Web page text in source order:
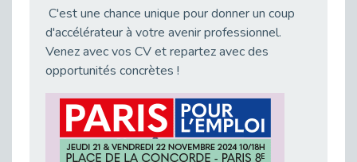
Cap Emploi 92 s'engage pour la santé mentale : La formation PSSM au cœur de l'accompagnement
Publié le 13/04/2026
Publié le 13/04/2026
Publié le 11/04/2026
C'est une chance unique pour donner un coup
d'accélérateur à votre avenir professionnel.
Venez avec vos CV et repartez avec des
opportunités concrètes !